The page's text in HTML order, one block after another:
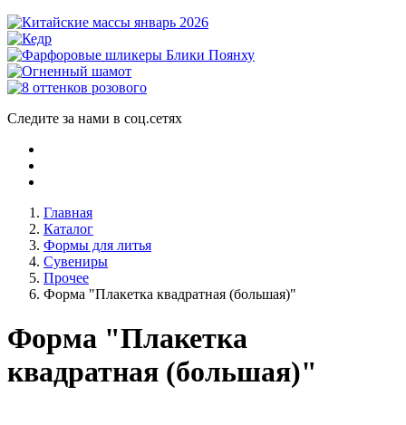
Следите за нами в соц.сетях
Главная
Каталог
Формы для литья
Сувениры
Прочее
Форма "Плакетка квадратная (большая)"
Форма "Плакетка
квадратная (большая)"